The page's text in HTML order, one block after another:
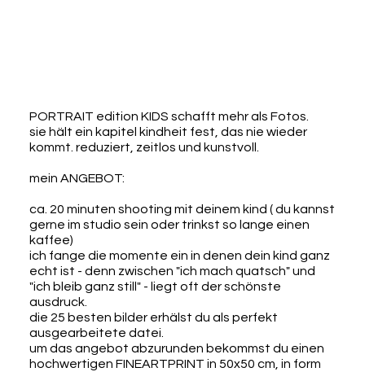
PORTRAIT edition KIDS schafft mehr als Fotos.
sie hält ein kapitel kindheit fest, das nie wieder
kommt. reduziert, zeitlos und kunstvoll.
mein ANGEBOT:
ca. 20 minuten shooting mit deinem kind ( du kannst
gerne im studio sein oder trinkst so lange einen
kaffee)
ich fange die momente ein in denen dein kind ganz
echt ist - denn zwischen "ich mach quatsch" und
"ich bleib ganz still" - liegt oft der schönste
ausdruck.
die 25 besten bilder erhälst du als perfekt
ausgearbeitete datei.
um das angebot abzurunden bekommst du einen
hochwertigen FINEARTPRINT in 50x50 cm, in form